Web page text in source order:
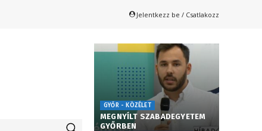
Jelentkezz be / Csatlakozz
GYŐR - KÖZÉLET
MEGNYÍLT SZABADEGYETEM
GYŐRBEN